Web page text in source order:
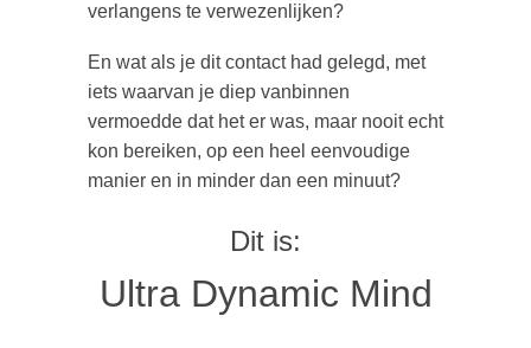
verlangens te verwezenlijken?
En wat als je dit contact had gelegd, met
iets waarvan je diep vanbinnen
vermoedde dat het er was, maar nooit echt
kon bereiken, op een heel eenvoudige
manier en in minder dan een minuut?
Dit is:
Ultra Dynamic Mind